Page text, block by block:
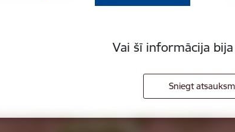
Vai šī informācija
Sniegt